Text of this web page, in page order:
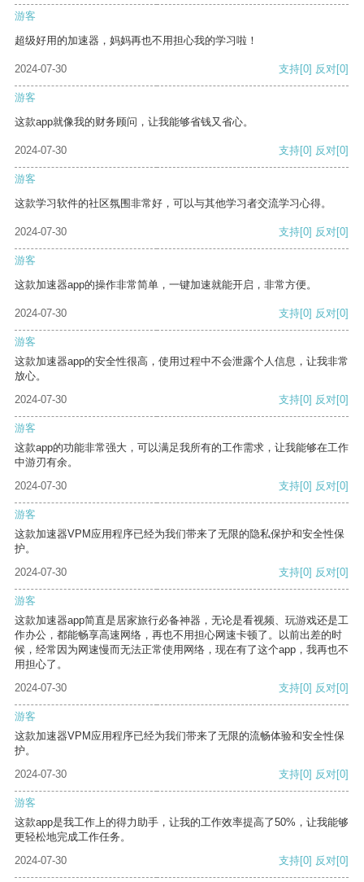
游客
超级好用的加速器，妈妈再也不用担心我的学习啦！
2024-07-30 支持[0] 反对[0]
游客
这款app就像我的财务顾问，让我能够省钱又省心。
2024-07-30 支持[0] 反对[0]
游客
这款学习软件的社区氛围非常好，可以与其他学习者交流学习心得。
2024-07-30 支持[0] 反对[0]
游客
这款加速器app的操作非常简单，一键加速就能开启，非常方便。
2024-07-30 支持[0] 反对[0]
游客
这款加速器app的安全性很高，使用过程中不会泄露个人信息，让我非常
放心。
2024-07-30
支持[0] 反对[0]
游客
这款app的功能非常强大，可以满足我所有的工作需求，让我能够在工作
中游刃有余。
2024-07-30
支持[0] 反对[0]
游客
这款加速器VPM应用程序已经为我们带来了无限的隐私保护和安全性保
护。
2024-07-30
支持[0] 反对[0]
游客
这款加速器app简直是居家旅行必备神器，无论是看视频、玩游戏还是工
作办公，都能畅享高速网络，再也不用担心网速卡顿了。以前出差的时
候，经常因为网速慢而无法正常使用网络，现在有了这个app，我再也不
用担心了。
2024-07-30
支持[0] 反对[0]
游客
这款加速器VPM应用程序已经为我们带来了无限的流畅体验和安全性保
护。
2024-07-30
支持[0] 反对[0]
游客
这款app是我工作上的得力助手，让我的工作效率提高了50%，让我能够
更轻松地完成工作任务。
2024-07-30
支持[0] 反对[0]